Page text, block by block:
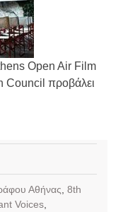
Open Air Film
Council προβάλει
Αθήνας 8th
Voices,